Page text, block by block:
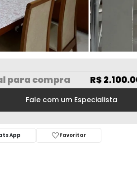
para compra R$
Fale com um Especialista
App Favoritar